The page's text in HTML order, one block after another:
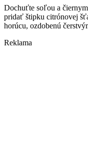
Dochuťte soľou a
pridať štipku citrónovej
horúcu, ozdobenú
Reklama